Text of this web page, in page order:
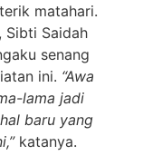
matahari.
Sibti Saidah
senang
ini. “Awa
lama jadi
baru yang
katanya.